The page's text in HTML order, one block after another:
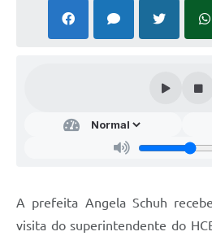
A Nossa Cidade
Contas Públicas
A prefeita Angela Schuh
visita do superintendente do